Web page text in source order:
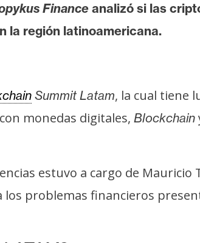
Financeanalizó si las
la región latinoamericana.
Summit Latam, la cual tiene
monedas digitales, Blockchain
estuvo a cargo de Mauricio
problemas financieros